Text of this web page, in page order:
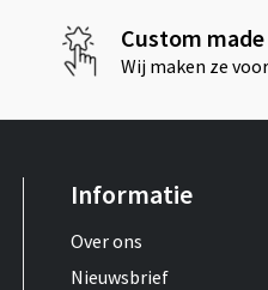
Custom
Wij maken ze
Informatie
Over ons
Nieuwsbrief